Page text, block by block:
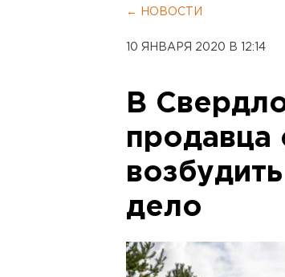
Челябинск
← НОВОСТИ
10 ЯНВАРЯ 2020 В 12:14
В
продавца
дело